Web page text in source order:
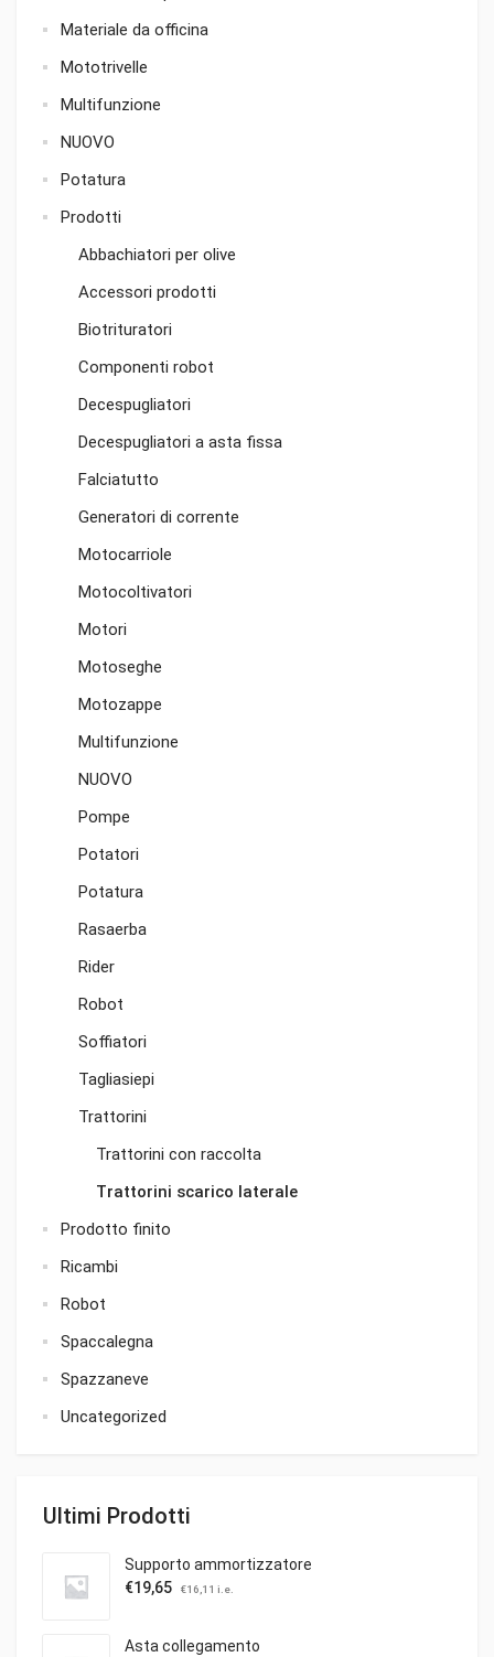
Materiale da officina
Mototrivelle
Multifunzione
NUOVO
Potatura
Prodotti
Abbachiatori per olive
Accessori prodotti
Biotrituratori
Componenti robot
Decespugliatori
Decespugliatori a asta fissa
Falciatutto
Generatori di corrente
Motocarriole
Motocoltivatori
Motori
Motoseghe
Motozappe
Multifunzione
NUOVO
Pompe
Potatori
Potatura
Rasaerba
Rider
Robot
Soffiatori
Tagliasiepi
Trattorini
Trattorini con raccolta
Trattorini scarico laterale
Prodotto finito
Ricambi
Robot
Spaccalegna
Spazzaneve
Uncategorized
Ultimi Prodotti
Supporto ammortizzatore
€19,65 €16,11 i.e.
Asta collegamento